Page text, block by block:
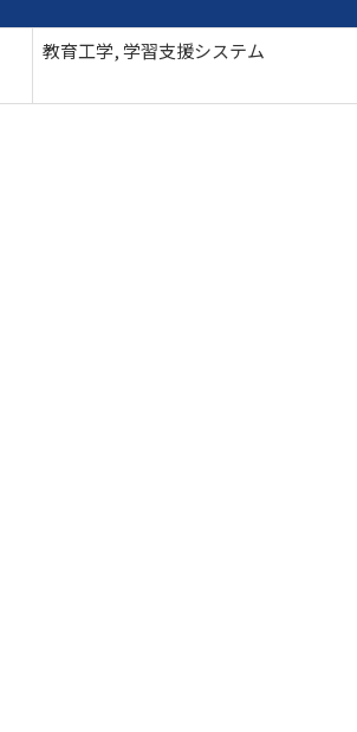
教育工学, 学習支援システム